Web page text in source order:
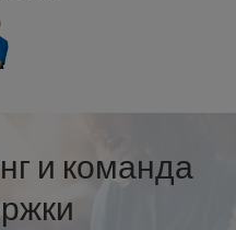
и команда